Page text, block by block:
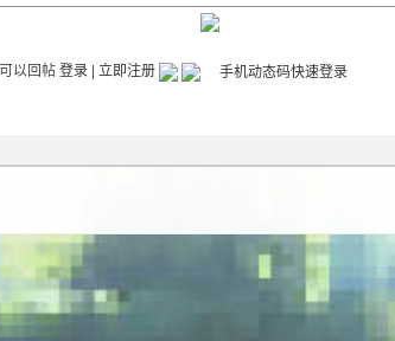
以回帖 登录| 立即注册